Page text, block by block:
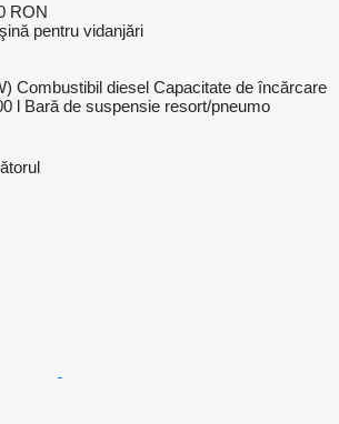
RON
pentru vidanjări
Combustibil diesel Capacitate de încărcare
l Bară de suspensie resort/pneumo